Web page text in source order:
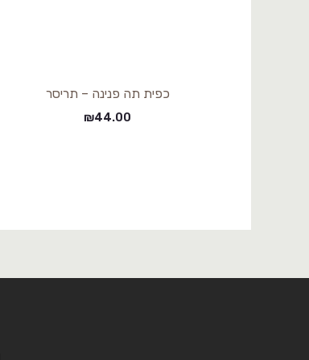
כפית תה פנינה – תריסר
₪44.00